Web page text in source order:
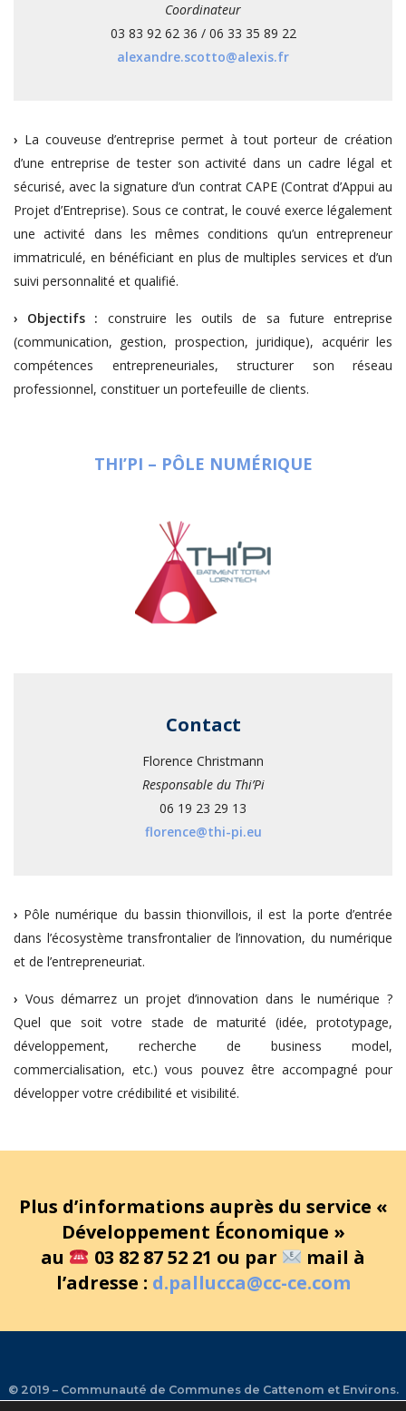
Coordinateur
03 83 92 62 36 / 06 33 35 89 22
alexandre.scotto@alexis.fr
› La couveuse d’entreprise permet à tout porteur de création
d’une entreprise de tester son activité dans un cadre légal et
sécurisé, avec la signature d’un contrat CAPE (Contrat d’Appui au
Projet d’Entreprise). Sous ce contrat, le couvé exerce légalement
une activité dans les mêmes conditions qu’un entrepreneur
immatriculé, en bénéficiant en plus de multiples services et d’un
suivi personnalité et qualifié.
› Objectifs : construire les outils de sa future entreprise
(communication, gestion, prospection, juridique), acquérir les
compétences entrepreneuriales, structurer son réseau
professionnel, constituer un portefeuille de clients.
THI’PI – PÔLE NUMÉRIQUE
Contact
Florence Christmann
Responsable du Thi’Pi
06 19 23 29 13
florence@thi-pi.eu
› Pôle numérique du bassin thionvillois, il est la porte d’entrée
dans l’écosystème transfrontalier de l’innovation, du numérique
et de l’entrepreneuriat.
› Vous démarrez un projet d’innovation dans le numérique ?
Quel que soit votre stade de maturité (idée, prototypage,
développement, recherche de business model,
commercialisation, etc.) vous pouvez être accompagné pour
développer votre crédibilité et visibilité.
Plus d’informations auprès du service «
Développement Économique »
au
​ 03 82 87 52 21 ou par
​ mail à
l’adresse : d.pallucca@cc-ce.com
© 2019 – Communauté de Communes de Cattenom et Environs.